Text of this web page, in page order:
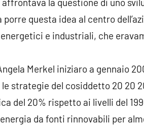
questa idea al centro
e industriali, che
Merkel iniziaro a gennaio
strategie del cosiddetto 20 20
del 20% rispetto ai livelli del
da fonti rinnovabili per